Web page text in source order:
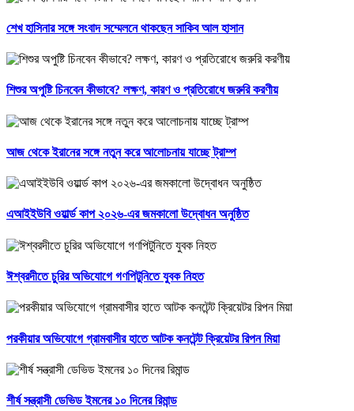
শেখ হাসিনার সঙ্গে সংবাদ সম্মেলনে থাকছেন সাকিব আল হাসান
শিশুর অপুষ্টি চিনবেন কীভাবে? লক্ষণ, কারণ ও প্রতিরোধে জরুরি করণীয়
আজ থেকে ইরানের সঙ্গে নতুন করে আলোচনায় যাচ্ছে ট্রাম্প
এআইইউবি ওয়ার্ল্ড কাপ ২০২৬-এর জমকালো উদ্বোধন অনুষ্ঠিত
ঈশ্বরদীতে চুরির অভিযোগে গণপিটুনিতে যুবক নিহত
পরকীয়ার অভিযোগে গ্রামবাসীর হাতে আটক কনটেন্ট ক্রিয়েটর রিপন মিয়া
শীর্ষ সন্ত্রাসী ডেভিড ইমনের ১০ দিনের রিমান্ড